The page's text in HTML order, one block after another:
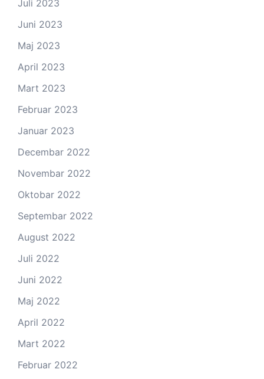
Juli 2023
Juni 2023
Maj 2023
April 2023
Mart 2023
Februar 2023
Januar 2023
Decembar 2022
Novembar 2022
Oktobar 2022
Septembar 2022
August 2022
Juli 2022
Juni 2022
Maj 2022
April 2022
Mart 2022
Februar 2022